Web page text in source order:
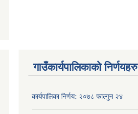
गाउँकार्यपालिकाको निर्णयहरु
कार्यपालिका निर्णय: २०७८ फाल्गुन २४